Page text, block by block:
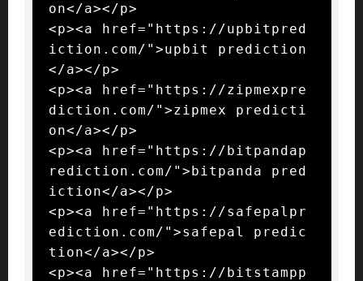
on</a></p>
<p><a href="https://upbitpred
iction.com/">upbit prediction
</a></p>
<p><a href="https://zipmexpre
diction.com/">zipmex predicti
on</a></p>
<p><a href="https://bitpandap
rediction.com/">bitpanda pred
iction</a></p>
<p><a href="https://safepalpr
ediction.com/">safepal predic
tion</a></p>
<p><a href="https://bitstampp